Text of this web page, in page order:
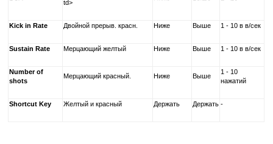
td>
Kick in Rate Двойной прерыв. красн. Ниже Выше 1 - 10 в в/сек
Sustain Rate Мерцающий желтый Ниже Выше 1 - 10 в в/сек
Number of
shots
Мерцающий красный. Ниже Выше
1 - 10
нажатий
Shortcut Key Желтый и красный Держать Держать -